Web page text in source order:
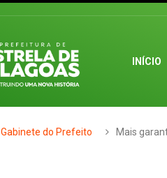
INÍCIO
Gabinete do Prefeito Mais